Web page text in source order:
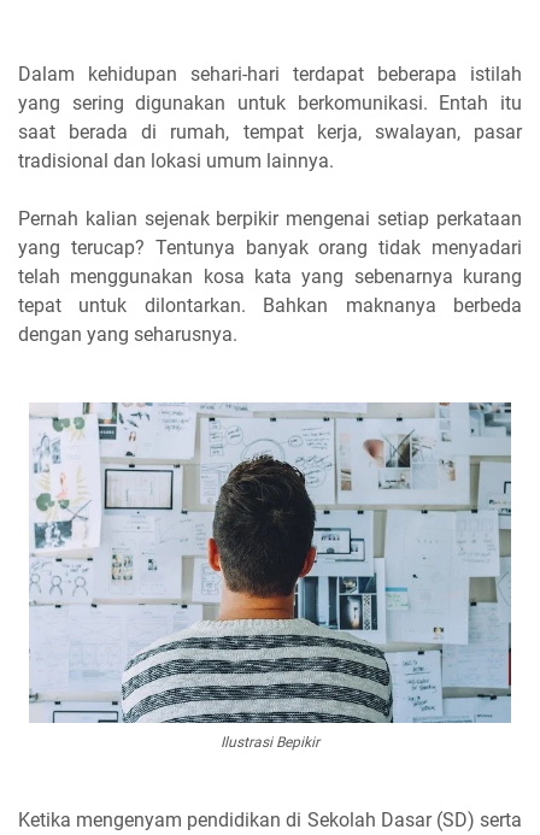
Dalam kehidupan sehari-hari terdapat beberapa istilah
yang sering digunakan untuk berkomunikasi. Entah itu
saat berada di rumah, tempat kerja, swalayan, pasar
tradisional dan lokasi umum lainnya.
Pernah kalian sejenak berpikir mengenai setiap perkataan
yang terucap? Tentunya banyak orang tidak menyadari
telah menggunakan kosa kata yang sebenarnya kurang
tepat untuk dilontarkan. Bahkan maknanya berbeda
dengan yang seharusnya.
Ilustrasi Bepikir
Ketika mengenyam pendidikan di Sekolah Dasar (SD) serta